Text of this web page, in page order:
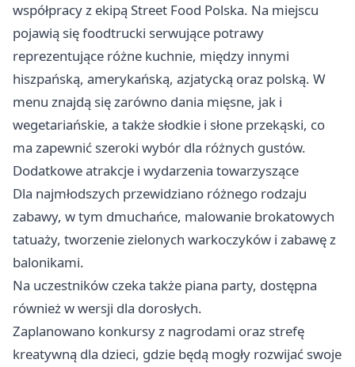
współpracy z ekipą Street Food Polska. Na miejscu
pojawią się foodtrucki serwujące potrawy
reprezentujące różne kuchnie, między innymi
hiszpańską, amerykańską, azjatycką oraz polską. W
menu znajdą się zarówno dania mięsne, jak i
wegetariańskie, a także słodkie i słone przekąski, co
ma zapewnić szeroki wybór dla różnych gustów.
Dodatkowe atrakcje i wydarzenia towarzyszące
Dla najmłodszych przewidziano różnego rodzaju
zabawy, w tym dmuchańce, malowanie brokatowych
tatuaży, tworzenie zielonych warkoczyków i zabawę z
balonikami.
Na uczestników czeka także piana party, dostępna
również w wersji dla dorosłych.
Zaplanowano konkursy z nagrodami oraz strefę
kreatywną dla dzieci, gdzie będą mogły rozwijać swoje